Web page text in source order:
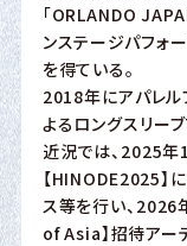
「ORLANDO
ンステージパフォ
を得ている。
2018年にアパレル
よるロングスリー
近況では、2025
【HINODE2025】
ス等を行い、2026
of Asia】招待アー